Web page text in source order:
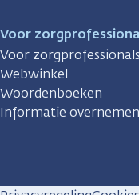
Voor
Voor zorgprofessionals
Webwinkel
Woordenboeken
Informatie overnemen